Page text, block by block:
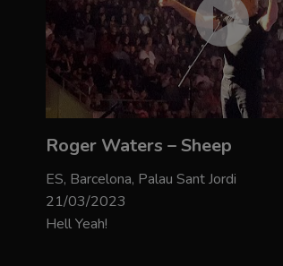
Roger Waters – Sheep
ES, Barcelona, Palau Sant Jordi
21/03/2023
Hell Yeah!